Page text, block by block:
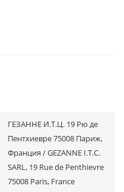
ГЕЗАННЕ И.Т.Ц. 19 Рю де
Пентхиевре 75008 Париж,
Франция / GEZANNE I.T.C.
SARL, 19 Rue de Penthievre
75008 Paris, France